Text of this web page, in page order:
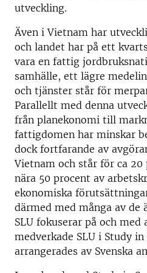
utveckling.
Även i Vietnam har
och landet har på ett
vara en fattig
samhälle, ett lägre
och tjänster står för
Parallellt med denna
från planekonomi till
fattigdomen har minskar
dock fortfarande av
Vietnam och står för ca 20
nära 50 procent av
ekonomiska
därmed med många av de
SLU fokuserar på och
medverkade SLU i Study
arrangerades av Svenska